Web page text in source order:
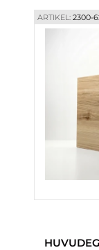
ARTIKEL:2300-